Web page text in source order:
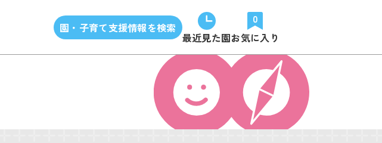
園・子育て支援情報を検索
最近見た園
0
お気に入り